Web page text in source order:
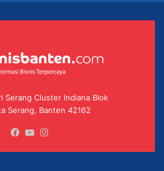
Serang Cluster Indiana Blok
Serang, Banten 42162
Facebook
YouTube